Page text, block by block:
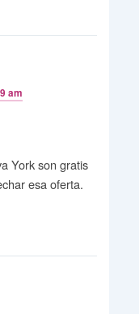
am
York son gratis
esa oferta.